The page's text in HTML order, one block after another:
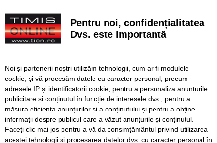
Politica de confidentialitate
Regulament postare și moderare comentarii
Timiș Online
ISSN 3008-2323
ISSN-L 3008-2323
Pentru noi, confidențialitatea
Dvs. este importantă
Noi și partenerii noștri utilizăm tehnologii, cum ar fi modulele
cookie, și vă procesăm datele cu caracter personal, precum
adresele IP și identificatorii cookie, pentru a personaliza anunțurile
publicitare și conținutul în funcție de interesele dvs., pentru a
măsura eficiența anunțurilor și a conținutului și pentru a obține
informații despre publicul care a văzut anunțurile și conținutul.
Faceți clic mai jos pentru a vă da consimțământul privind utilizarea
acestei tehnologii și procesarea datelor dvs. cu caracter personal în